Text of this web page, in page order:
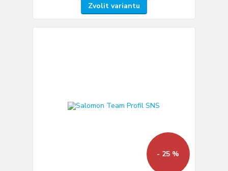
Zvolit variantu
- 25 %